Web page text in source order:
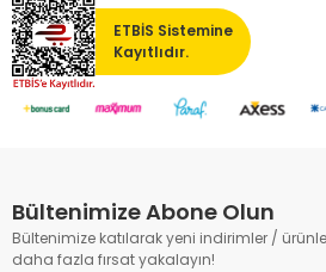
ETBİS Sistemine
Kayıtlıdır.
Bültenimize Abone Olun
Bültenimize katılarak yeni indirimler /
daha fazla fırsat yakalayın!